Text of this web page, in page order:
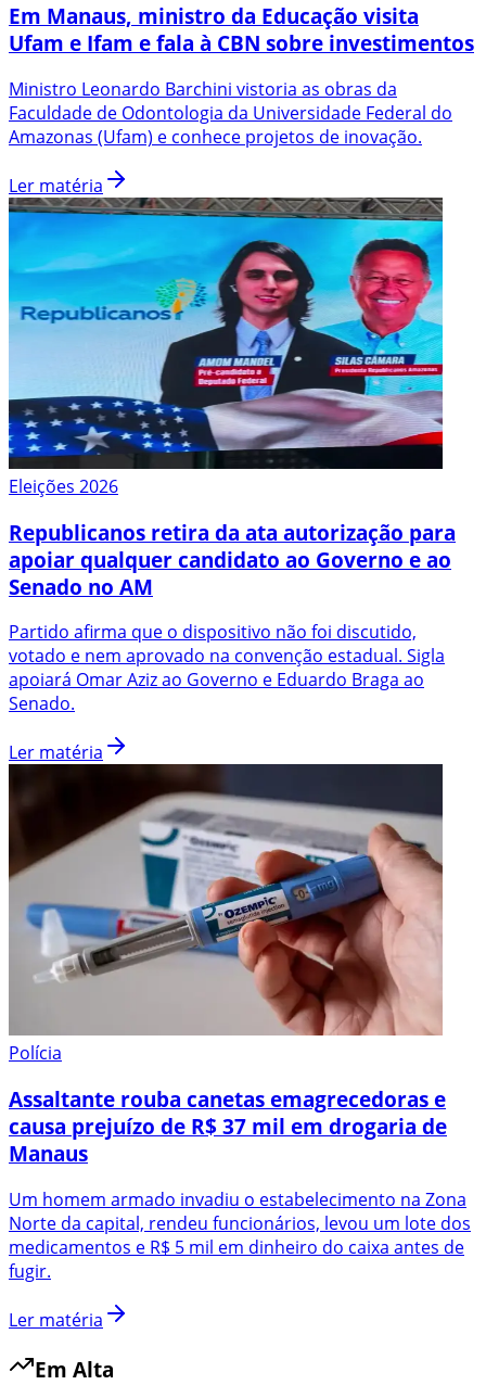
Em Manaus, ministro da Educação visita
Ufam e Ifam e fala à CBN sobre investimentos
Ministro Leonardo Barchini vistoria as obras da
Faculdade de Odontologia da Universidade Federal do
Amazonas (Ufam) e conhece projetos de inovação.
Ler matéria
Eleições 2026
Republicanos retira da ata autorização para
apoiar qualquer candidato ao Governo e ao
Senado no AM
Partido afirma que o dispositivo não foi discutido,
votado e nem aprovado na convenção estadual. Sigla
apoiará Omar Aziz ao Governo e Eduardo Braga ao
Senado.
Ler matéria
Polícia
Assaltante rouba canetas emagrecedoras e
causa prejuízo de R$ 37 mil em drogaria de
Manaus
Um homem armado invadiu o estabelecimento na Zona
Norte da capital, rendeu funcionários, levou um lote dos
medicamentos e R$ 5 mil em dinheiro do caixa antes de
fugir.
Ler matéria
Em Alta